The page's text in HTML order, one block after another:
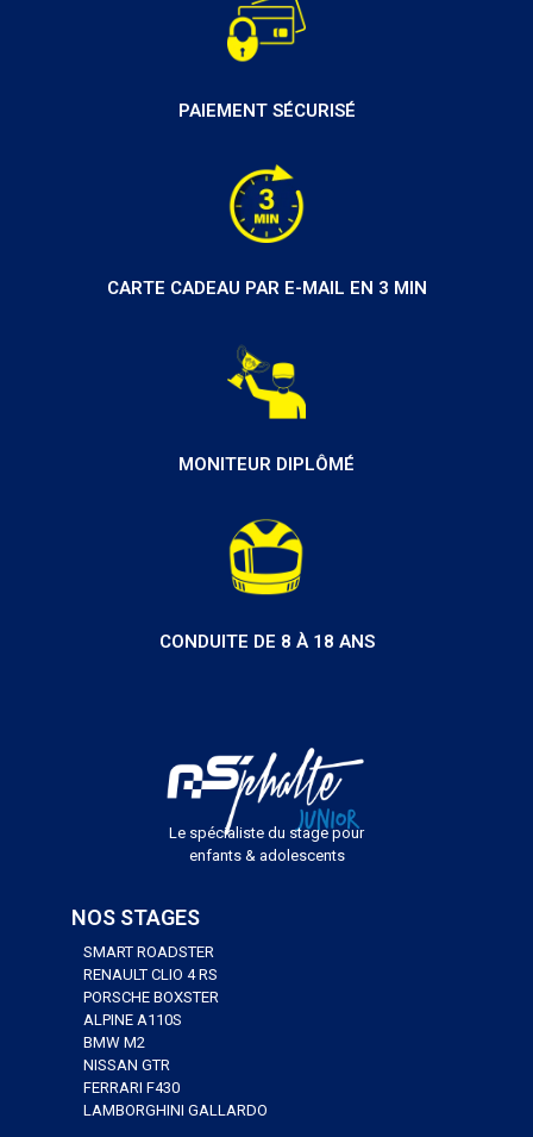
PAIEMENT SÉCURISÉ
CARTE CADEAU PAR E-MAIL EN 3 MIN
MONITEUR DIPLÔMÉ
CONDUITE DE 8 À 18 ANS
Le spécialiste du stage pour
enfants & adolescents
NOS STAGES
SMART ROADSTER
RENAULT CLIO 4 RS
PORSCHE BOXSTER
ALPINE A110S
BMW M2
NISSAN GTR
FERRARI F430
LAMBORGHINI GALLARDO